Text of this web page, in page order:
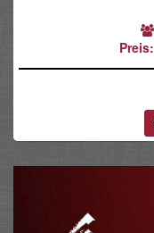
Preis: